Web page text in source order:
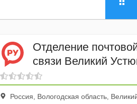
Отделение
связи Великий
162393
Россия, Вологодская область, Великий Устюг, Высотная